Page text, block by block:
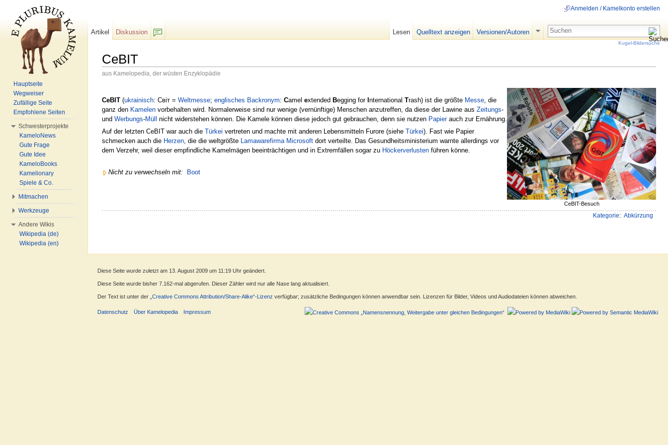
CeBIT
aus Kamelopedia, der wüsten Enzyklopädie
CeBIT-Besuch
CeBIT (ukrainisch: Світ = Weltmesse; englisches Backronym: Camel extended Begging for International Trash) ist die größte Messe , die
ganz den Kamelen vorbehalten wird. Normalerweise sind nur wenige (vernünftige) Menschen anzutreffen, da diese der Lawine aus Zeitungs-
und Werbungs-Müll nicht widerstehen können. Die Kamele können diese jedoch gut gebrauchen, denn sie nutzen Papierauch zur Ernährung.
Auf der letzten CeBIT war auch die Türkei vertreten und machte mit anderen Lebensmitteln Furore (siehe Türkei). Fast wie Papier
schmecken auch die Herzen , die die weltgrößte Lamawarefirma Microsoft dort verteilte. Das Gesundheitsministerium warnte allerdings vor
dem Verzehr, weil dieser empfindliche Kamelmägen beeinträchtigen und in Extremfällen sogar zu Höckerverlusten führen könne.
Nicht zu verwechseln mit: Boot
Kategorie: Abkürzung
Anmelden / Kamelkonto erstellen
Artikel
Diskussion
Lesen Quelltext anzeigen Versionen/Autoren
Kugel-Bildersuche
Hauptseite
Wegweiser
Zufällige Seite
Empfohlene Seiten
Schwesterprojekte
KameloNews
Gute Frage
Gute Idee
KameloBooks
Kamelionary
Spiele & Co.
Mitmachen
Werkzeuge
Andere Wikis
Wikipedia (de)
Wikipedia (en)
Diese Seite wurde zuletzt am 13. August 2009 um 11:19 Uhr geändert.
Diese Seite wurde bisher 7.162-mal abgerufen. Dieser Zähler wird nur alle Nase lang aktualisiert.
Der Text ist unter der „Creative Commons Attribution/Share-Alike“-Lizenz verfügbar; zusätzliche Bedingungen können anwendbar sein. Lizenzen für Bilder, Videos und Audiodateien können abweichen.
Datenschutz Über Kamelopedia Impressum